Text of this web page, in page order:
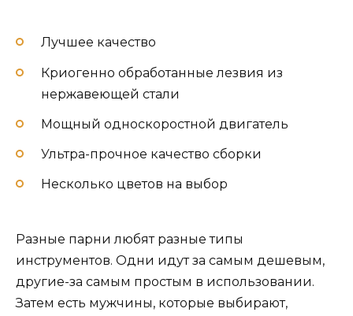
Лучшее качество
Криогенно обработанные лезвия из
нержавеющей стали
Мощный односкоростной двигатель
Ультра-прочное качество сборки
Несколько цветов на выбор
Разные парни любят разные типы
инструментов. Одни идут за самым дешевым,
другие-за самым простым в использовании.
Затем есть мужчины, которые выбирают,